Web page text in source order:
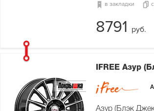
в закладки
8791 руб.
IFREE Азур
Азур (Блэк